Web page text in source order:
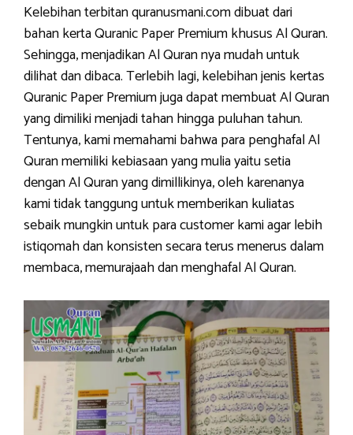
Kelebihan terbitan quranusmani.com dibuat dari
bahan kerta Quranic Paper Premium khusus Al Quran.
Sehingga, menjadikan Al Quran nya mudah untuk
dilihat dan dibaca. Terlebih lagi, kelebihan jenis kertas
Quranic Paper Premium juga dapat membuat Al Quran
yang dimiliki menjadi tahan hingga puluhan tahun.
Tentunya, kami memahami bahwa para penghafal Al
Quran memiliki kebiasaan yang mulia yaitu setia
dengan Al Quran yang dimillikinya, oleh karenanya
kami tidak tanggung untuk memberikan kuliatas
sebaik mungkin untuk para customer kami agar lebih
istiqomah dan konsisten secara terus menerus dalam
membaca, memurajaah dan menghafal Al Quran.